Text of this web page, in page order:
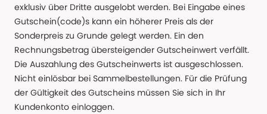
exklusiv über Dritte ausgelobt werden. Bei Eingabe eines
Gutschein(code)s kann ein höherer Preis als der
Sonderpreis zu Grunde gelegt werden. Ein den
Rechnungsbetrag übersteigender Gutscheinwert verfällt.
Die Auszahlung des Gutscheinwerts ist ausgeschlossen.
Nicht einlösbar bei Sammelbestellungen. Für die Prüfung
der Gültigkeit des Gutscheins müssen Sie sich in Ihr
Kundenkonto einloggen.